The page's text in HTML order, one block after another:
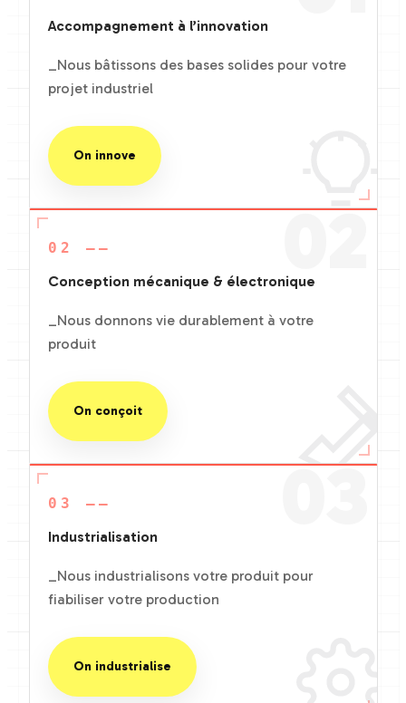
Accompagnement à l’innovation
_Nous bâtissons des bases solides pour votre
projet industriel
On innove
02
02 ——
Conception mécanique & électronique
_Nous donnons vie durablement à votre
produit
On conçoit
03
03 ——
Industrialisation
_Nous industrialisons votre produit pour
fiabiliser votre production
On industrialise